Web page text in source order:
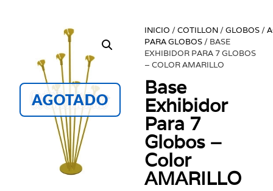
AGOTADO
INICIO /COTILLON /GLOBOS /
PARA GLOBOS / BASE
EXHIBIDOR PARA 7 GLOBOS
– COLOR AMARILLO
Base
Exhibidor
Para 7
Globos –
Color
AMARILLO